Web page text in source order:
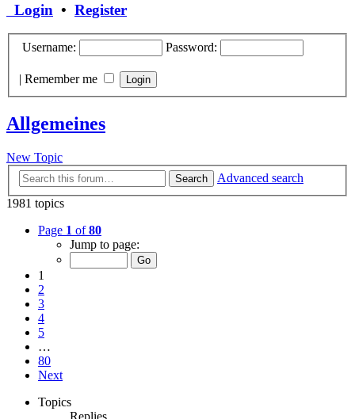
Login • Register
Username: Password:
| Remember me
Allgemeines
New Topic
Search
Advanced search
1981 topics
Page 1 of80
Jump to page:
1
2
3
4
5
…
80
Next
Topics